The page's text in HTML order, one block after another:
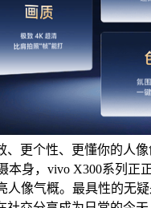
更个性、更懂你的人
身，vivo X300系列
像气概。最具性的无